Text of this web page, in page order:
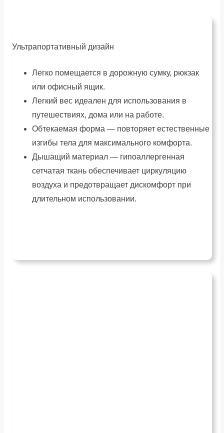
Ультрапортативный дизайн
Легко помещается в дорожную сумку, рюкзак
или офисный ящик.
Легкий вес идеален для использования в
путешествиях, дома или на работе.
Обтекаемая форма — повторяет естественные
изгибы тела для максимального комфорта.
Дышащий материал — гипоаллергенная
сетчатая ткань обеспечивает циркуляцию
воздуха и предотвращает дискомфорт при
длительном использовании.